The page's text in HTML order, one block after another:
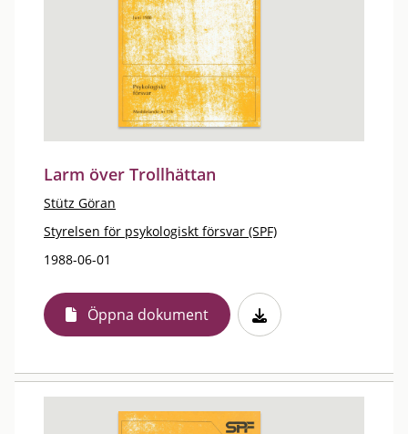
Larm över Trollhättan
Stütz Göran
Styrelsen för psykologiskt försvar (SPF)
1988-06-01
Öppna dokument